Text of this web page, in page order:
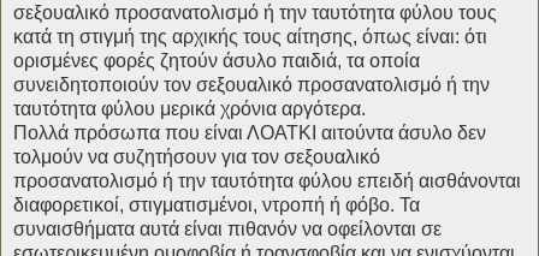
σεξουαλικό προσανατολισμό ή την ταυτότητα φύλου τους
κατά τη στιγμή της αρχικής τους αίτησης, όπως είναι: ότι
ορισμένες φορές ζητούν άσυλο παιδιά, τα οποία
συνειδητοποιούν τον σεξουαλικό προσανατολισμό ή την
ταυτότητα φύλου μερικά χρόνια αργότερα.
Πολλά πρόσωπα που είναι ΛΟΑΤΚΙ αιτούντα άσυλο δεν
τολμούν να συζητήσουν για τον σεξουαλικό
προσανατολισμό ή την ταυτότητα φύλου επειδή αισθάνονται
διαφορετικοί, στιγματισμένοι, ντροπή ή φόβο. Τα
συναισθήματα αυτά είναι πιθανόν να οφείλονται σε